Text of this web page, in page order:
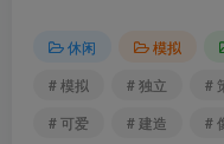
休闲 模拟
# 模拟
# 独立 #
# 可爱
# 建造 #